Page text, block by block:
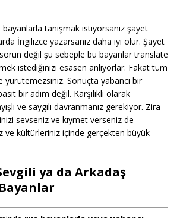
bayanlarla tanışmak istiyorsanız şayet
İngilizce yazarsanız daha iyi olur. Şayet
değil şu sebeple bu bayanlar translate
istediğinizi esasen anlıyorlar. Fakat tüm
yürütemezsiniz. Sonuçta yabancı bir
bir adım değil. Karşılıklı olarak
ve saygılı davranmanız gerekiyor. Zira
sevseniz ve kıymet verseniz de
ve kültürleriniz içinde gerçekten büyük
ya da Arkadaş